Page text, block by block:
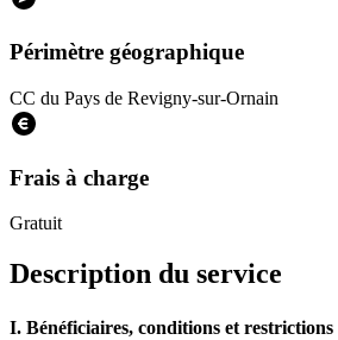
Périmètre géographique
CC du Pays de Revigny-sur-Ornain
Frais à charge
Gratuit
Description du service
I. Bénéficiaires, conditions et restrictions